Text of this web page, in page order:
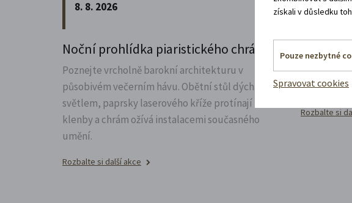
8. 8. 2026
Noční prohlídka piaristického chrámu
Poznejte vrcholně barokní architekturu v
působivém večerním hávu. Obětní stůl dýchá
světlem, paprsky laserového kříže protínají
klenby a chrám ožívá instalacemi současného
umění.
Rozbalte si další akce
11. 8.
Bílá
Zábavné
zámecké
Rozbalte si
získali v důsledku
Pouze nezbytné
Spravovat cookies